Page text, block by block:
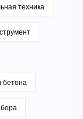
техника
бетона